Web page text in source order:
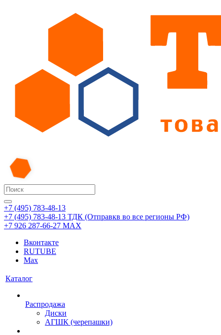
+7 (495) 783-48-13
+7 (495) 783-48-13 ТДК (Отправкв во все регионы РФ)
+7 926 287-66-27 МАХ
Вконтакте
RUTUBE
Max
Каталог
Распродажа
Диски
АГШК (черепашки)